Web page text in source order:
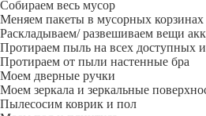
Собираем весь мусор
Меняем пакеты в мусорных корзинах
Раскладываем/ развешиваем вещи
Протираем пыль на всех доступных
Протираем от пыли настенные бра
Моем дверные ручки
Моем зеркала и зеркальные
Пылесосим коврик и пол